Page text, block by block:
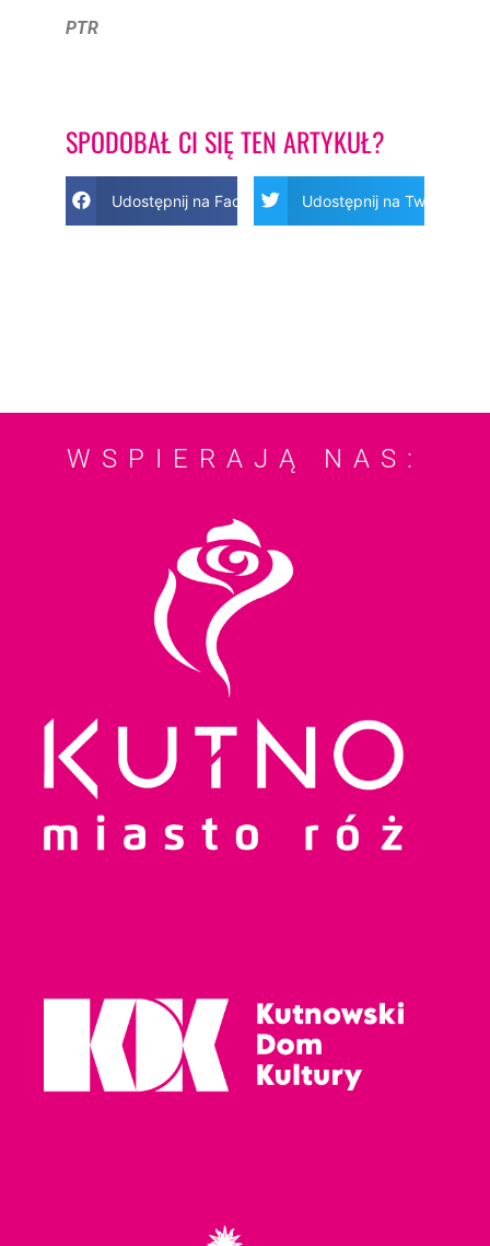
PTR
SPODOBAŁ CI SIĘ TEN ARTYKUŁ?
Udostępnij na Facebook Udostępnij na Twitter
WSPIERAJĄ NAS: